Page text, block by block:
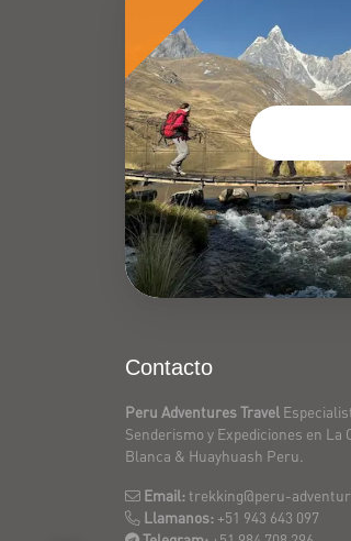
Contacto
Peru Adventures Travel
Senderismo y Expediciones en La
Blanca & Huayhuash Peru.
Email:trekking@peru-
Llamanos: +51 943 643 097